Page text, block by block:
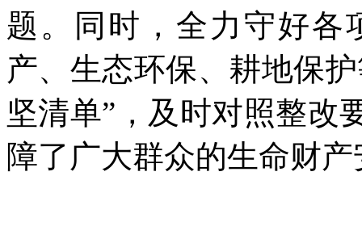
题。同时，全力守好各
产、生态环保、耕地保
坚清单”，及时对照整改
障了广大群众的生命财